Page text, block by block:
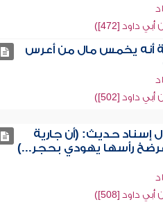
[472])
أنه يخمس مال من أعرس
[502])
إسناد حديث: (أن جارية
رأسها يهودي بحجر...)
[508])